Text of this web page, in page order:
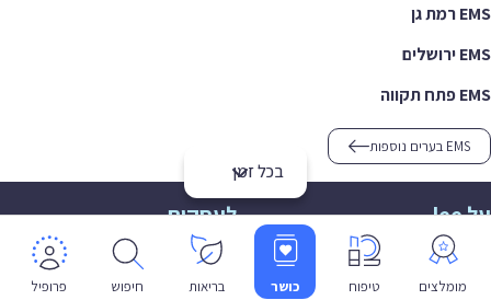
בכל זמן
EMS רמת גן
EMS ירושלים
EMS פתח תקווה
EMS בערים נוספות
על lee
אודות
תמיכה
לעסקים
הצטרפות
תמיכה לעסקים
מומלצים טיפוח כושר בריאות חיפוש פרופיל